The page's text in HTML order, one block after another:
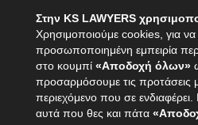
+30 2310 252625
info@ks-lawyers.gr
ΟΡΟΙ ΧΡΗΣΗΣ
Στην KS LAWYERS
Χρησιμοποιούμε cookies, για
προσωποποιημένη εμπειρία
στο κουμπί «Αποδοχή όλων»
προσαρμόσουμε τις προτάσεις
περιεχόμενο που σε ενδιαφέρει.
αυτά που θες και πάτα